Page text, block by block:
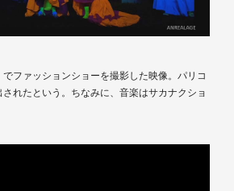
ファッションショーを撮影した映像。パリコ
れたという。ちなみに、音楽はサカナクショ